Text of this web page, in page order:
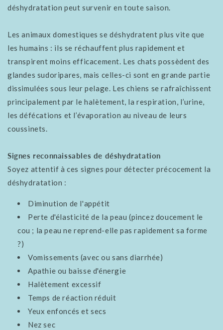
déshydratation peut survenir en toute saison.
Les animaux domestiques se déshydratent plus vite que
les humains : ils se réchauffent plus rapidement et
transpirent moins efficacement. Les chats possèdent des
glandes sudoripares, mais celles-ci sont en grande partie
dissimulées sous leur pelage. Les chiens se rafraîchissent
principalement par le halètement, la respiration, l’urine,
les défécations et l’évaporation au niveau de leurs
coussinets.
Signes reconnaissables de déshydratation
Soyez attentif à ces signes pour détecter précocement la
déshydratation :
Diminution de l'appétit
Perte d'élasticité de la peau (pincez doucement le
cou ; la peau ne reprend-elle pas rapidement sa forme
?)
Vomissements (avec ou sans diarrhée)
Apathie ou baisse d'énergie
Halètement excessif
Temps de réaction réduit
Yeux enfoncés et secs
Nez sec